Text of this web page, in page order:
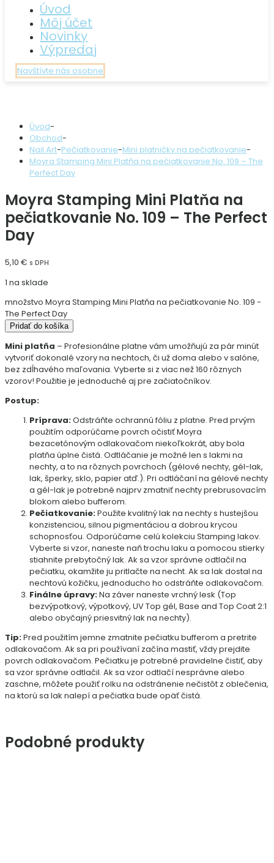
Úvod
Môj účet
Novinky
Výpredaj
Navštívte nás osobne
Úvod-
Obchod-
Nail Art-Pečiatkovanie-Mini platničky na pečiatkovanie-
Moyra Stamping Mini Platňa na pečiatkovanie No. 109 – The
Perfect Day
Moyra Stamping Mini Platňa na
pečiatkovanie No. 109 – The Perfect
Day
5,10 € s DPH
1 na sklade
množstvo Moyra Stamping Mini Platňa na pečiatkovanie No. 109 -
The Perfect Day
Pridať do košíka
Mini platňa – Profesionálne platne vám umožňujú za pár minút
vytvoriť dokonalé vzory na nechtoch, či už doma alebo v salóne,
bez zdĺhavého maľovania. Vyberte si z viac než 160 rôznych
vzorov! Použitie je jednoduché aj pre začiatočníkov.
Postup:
Príprava:Odstráňte ochrannú fóliu z platne. Pred prvým
použitím odporúčame povrch očistiť Moyra
bezacetónovým odlakovačom niekoľkokrát, aby bola
platňa úplne čistá. Odtláčanie je možné len s lakmi na
nechty, a to na rôznych povrchoch (gélové nechty, gél-lak,
lak, šperky, sklo, papier atď.). Pri odtláčaní na gélové nechty
a gél-lak je potrebné najprv zmatniť nechty prebrusovacím
blokom alebo bufferom.
Pečiatkovanie:Použite kvalitný lak na nechty s hustejšou
konzistenciou, silnou pigmentáciou a dobrou krycou
schopnosťou. Odporúčame celú kolekciu Stamping lakov.
Vyberte si vzor, naneste naň trochu laku a pomocou stierky
stiahnite prebytočný lak. Ak sa vzor správne odtlačil na
pečiatku, okamžite ju pritlačte na necht. Ak sa lak dostal na
nechtovú kožičku, jednoducho ho odstráňte odlakovačom.
Finálne úpravy:Na záver naneste vrchný lesk (Top
bezvýpotkový, výpotkový, UV Top gél, Base and Top Coat 2:1
alebo obyčajný priesvitný lak na nechty).
Tip:Pred použitím jemne zmatnite pečiatku bufferom a pretrite
odlakovačom. Ak sa pri používaní začína mastiť, vždy prejdite
povrch odlakovačom. Pečiatku je potrebné pravidelne čistiť, aby
sa vzor správne odtlačil. Ak sa vzor odtlačí nesprávne alebo
zaschne, môžete použiť rolku na odstránenie nečistôt z oblečenia,
na ktorú sa lak nalepí a pečiatka bude opäť čistá.
Podobné produkty